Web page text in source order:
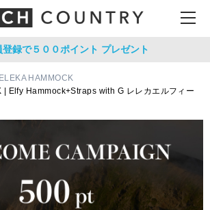
登録で５００ポイント プレゼント
HAMMOCK
| Elfy Hammock+Straps with G レレカエルフィー